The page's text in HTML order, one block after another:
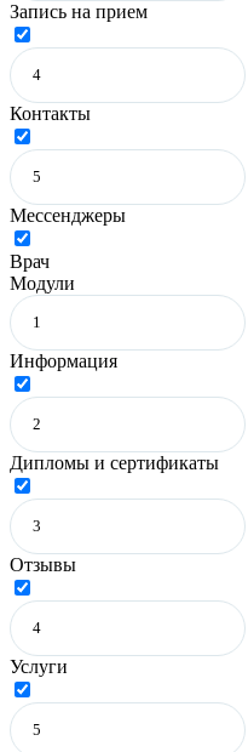
Запись на прием
Контакты
Мессенджеры
Врач
Модули
Информация
Дипломы и сертификаты
Отзывы
Услуги